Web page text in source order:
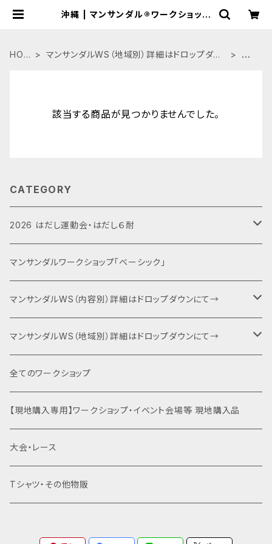
沖縄 | マンサンダル®︎ワークショップ
HOM
マンサンダルWS（地域別）詳細はドロップダウ
沖
該当する商品が見つかりませんでした。
CATEGORY
2026 はだし運動会・はだし６耐
運動会エントリー
６耐＋運動会エントリー
キャンプファイヤー・夕食BBQ・宿泊関連
特別協賛・協賛
運動会関連商品を全て見る
マンサンダルワークショップ「ベーシック」
マンサンダルWS（内容別）詳細はドロップダウンにて→
ベーシック（入門編）
ネクスト（身体運用）
裸足×クライミング
はだし登山
滝行×マンサンダル
マンサンダルWS（地域別）詳細はドロップダウンにて→
マンサンダル代官山店（代官山）
土徳の里（富山県南砺市）
オギノエンファーム（埼玉県所沢市）
高尾山（東京都八王子市）
全てのワークショップ
【現地購入専用】ワークショップ・イベント会場等 現地購入品
大会・レース
Tシャツ・その他物販